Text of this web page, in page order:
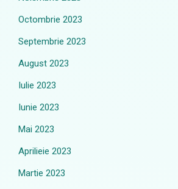
Octombrie 2023
Septembrie 2023
August 2023
Iulie 2023
Iunie 2023
Mai 2023
Aprilieie 2023
Martie 2023